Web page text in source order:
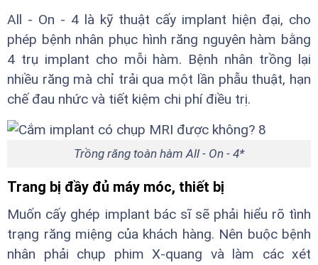
All - On - 4 là kỹ thuật cấy implant hiện đại, cho
phép bệnh nhân phục hình răng nguyên hàm bằng
4 trụ implant cho mỗi hàm. Bệnh nhân trồng lại
nhiều răng mà chỉ trải qua một lần phẫu thuật, hạn
chế đau nhức và tiết kiệm chi phí điều trị.
Trồng răng toàn hàm All - On - 4*
Trang bị đầy đủ máy móc, thiết bị
Muốn cấy ghép implant bác sĩ sẽ phải hiểu rõ tình
trạng răng miệng của khách hàng. Nên buộc bệnh
nhân phải chụp phim X-quang và làm các xét